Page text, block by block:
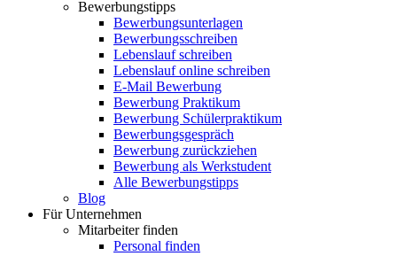
Bewerbungstipps
Bewerbungsunterlagen
Bewerbungsschreiben
Lebenslauf schreiben
Lebenslauf online schreiben
E-Mail Bewerbung
Bewerbung Praktikum
Bewerbung Schülerpraktikum
Bewerbungsgespräch
Bewerbung zurückziehen
Bewerbung als Werkstudent
Alle Bewerbungstipps
Blog
Für Unternehmen
Mitarbeiter finden
Personal finden